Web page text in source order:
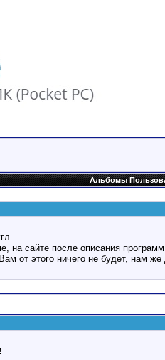
Альбомы
на сайте после описания программ
от этого ничего не будет, нам